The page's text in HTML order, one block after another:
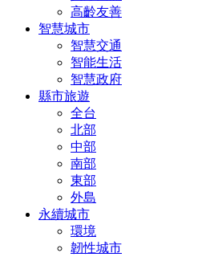
高齡友善
智慧城市
智慧交通
智能生活
智慧政府
縣市旅遊
全台
北部
中部
南部
東部
外島
永續城市
環境
韌性城市